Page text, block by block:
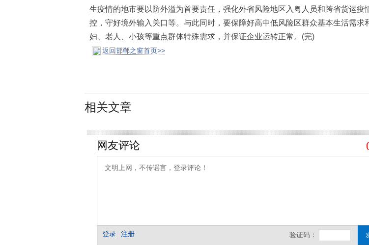
生疫情的地市要以防外溢为首要责任，强化外省风险地区入粤人员和跨省货运疫
控，守好境外输入关口等。与此同时，要保障好高中低风险区群众基本生活需求
妇、老人、小孩等重点群体特殊需求，并保证企业运转正常。(完)
返回邯郸之窗首页>>
相关文章